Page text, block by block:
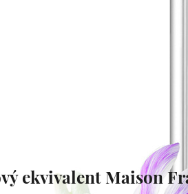
platby
ekvivalent Maison